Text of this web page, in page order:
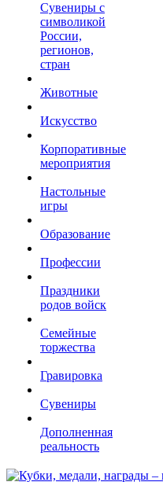
Сувениры с
символикой
России,
регионов,
стран
Животные
Искусство
Корпоративные
мероприятия
Настольные
игры
Образование
Профессии
Праздники
родов войск
Семейные
торжества
Гравировка
Сувениры
Дополненная
реальность